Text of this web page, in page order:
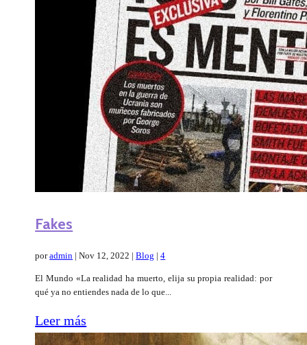
Fakes
poradmin |Nov 12, 2022 |Blog |4
El Mundo «La realidad ha muerto, elija su propia realidad: por
qué ya no entiendes nada de lo que...
Leer más